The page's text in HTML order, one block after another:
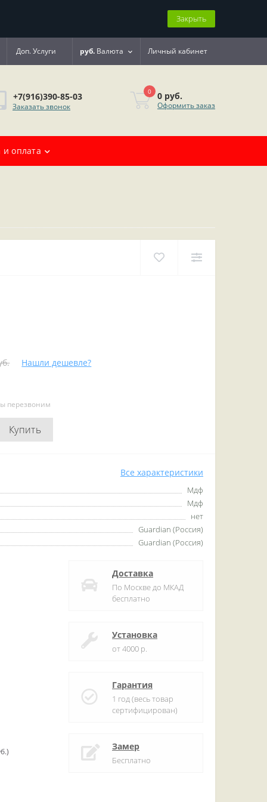
Закрыть
Доп. Услуги руб. Валюта Личный кабинет
+7(916)390-85-03
Заказать звонок
0 0 руб.
Оформить заказ
и оплата
Нашли дешевле?
перезвоним
Купить
Все характеристики
Мдф
Мдф
нет
Guardian (Россия)
Guardian (Россия)
Доставка
По Москве до МКАД
бесплатно
Установка
от 4000 р.
Гарантия
1 год (весь товар
сертифицирован)
Замер
Бесплатно